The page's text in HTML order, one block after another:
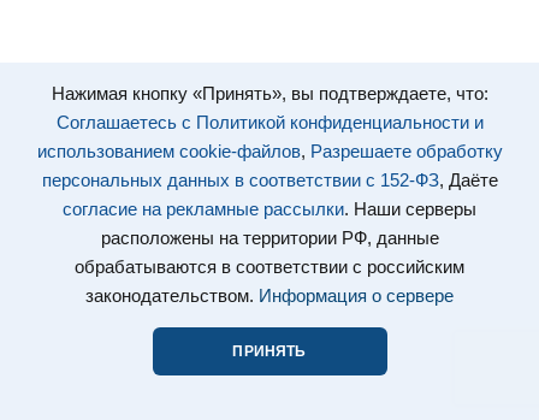
Нажимая кнопку «Принять», вы подтверждаете, что:
Соглашаетесь с Политикой конфиденциальности и
использованием cookie-файлов, Разрешаете обработку
персональных данных в соответствии с 152-ФЗ, Даёте
согласие на рекламные рассылки. Наши серверы
расположены на территории РФ, данные
обрабатываются в соответствии с российским
законодательством. Информация о сервере
ПРИНЯТЬ